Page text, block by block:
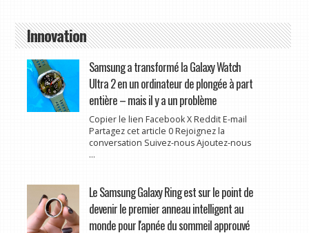
Innovation
Samsung a transformé la Galaxy Watch
Ultra 2 en un ordinateur de plongée à part
entière – mais il y a un problème
Copier le lien Facebook X Reddit E-mail
Partagez cet article 0 Rejoignez la
conversation Suivez-nous Ajoutez-nous
...
Le Samsung Galaxy Ring est sur le point de
devenir le premier anneau intelligent au
monde pour l'apnée du sommeil approuvé